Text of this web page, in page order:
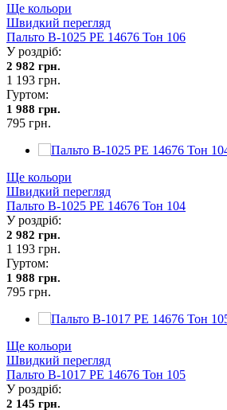
Ще кольори
Швидкий перегляд
Пальто В-1025 PE 14676 Тон 106
У роздріб:
2 982 грн.
1 193 грн.
Гуртом:
1 988 грн.
795 грн.
Ще кольори
Швидкий перегляд
Пальто В-1025 PE 14676 Тон 104
У роздріб:
2 982 грн.
1 193 грн.
Гуртом:
1 988 грн.
795 грн.
Ще кольори
Швидкий перегляд
Пальто В-1017 PE 14676 Тон 105
У роздріб:
2 145 грн.